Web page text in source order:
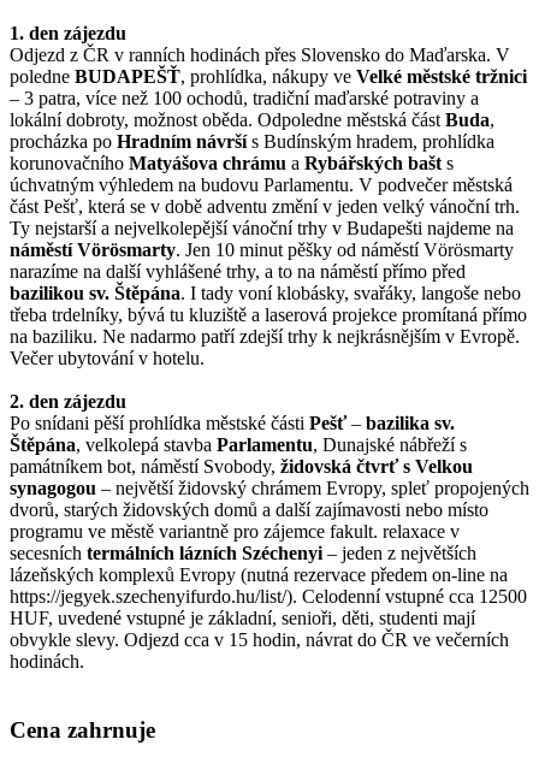
1. den zájezdu
Odjezd z ČR v ranních hodinách přes Slovensko do Maďarska. V
poledne BUDAPEŠŤ, prohlídka, nákupy ve Velké městské tržnici
– 3 patra, více než 100 ochodů, tradiční maďarské potraviny a
lokální dobroty, možnost oběda. Odpoledne městská část Buda,
procházka po Hradním návršís Budínským hradem, prohlídka
korunovačního Matyášova chrámu a Rybářských bašt s
úchvatným výhledem na budovu Parlamentu. V podvečer městská
část Pešť, která se v době adventu změní v jeden velký vánoční trh.
Ty nejstarší a nejvelkolepější vánoční trhy v Budapešti najdeme na
náměstí Vörösmarty. Jen 10 minut pěšky od náměstí Vörösmarty
narazíme na další vyhlášené trhy, a to na náměstí přímo před
bazilikou sv. Štěpána. I tady voní klobásky, svařáky, langoše nebo
třeba trdelníky, bývá tu kluziště a laserová projekce promítaná přímo
na baziliku. Ne nadarmo patří zdejší trhy k nejkrásnějším v Evropě.
Večer ubytování v hotelu.
2. den zájezdu
Po snídani pěší prohlídka městské části Pešť– bazilika sv.
Štěpána, velkolepá stavba Parlamentu, Dunajské nábřeží s
památníkem bot, náměstí Svobody, židovská čtvrť s Velkou
synagogou – největší židovský chrámem Evropy, spleť propojených
dvorů, starých židovských domů a další zajímavosti nebo místo
programu ve městě variantně pro zájemce fakult. relaxace v
secesních termálních lázních Széchenyi – jeden z největších
lázeňských komplexů Evropy (nutná rezervace předem on-line na
https://jegyek.szechenyifurdo.hu/list/). Celodenní vstupné cca 12500
HUF, uvedené vstupné je základní, senioři, děti, studenti mají
obvykle slevy. Odjezd cca v 15 hodin, návrat do ČR ve večerních
hodinách.
Cena zahrnuje